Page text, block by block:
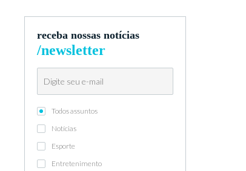
receba nossas notícias
/newsletter
Todos assuntos
Notícias
Esporte
Entretenimento